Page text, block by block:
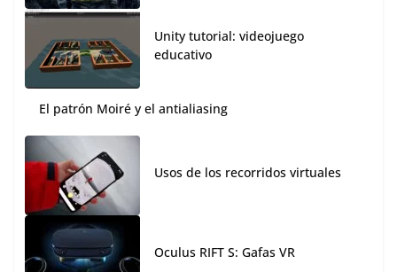
Unity tutorial: videojuego
educativo
El patrón Moiré y el antialiasing
Usos de los recorridos virtuales
Oculus RIFT S: Gafas VR